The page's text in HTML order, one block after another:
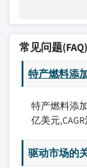
常见问题
特产燃料添
特产燃料添
亿美元
驱动市场的